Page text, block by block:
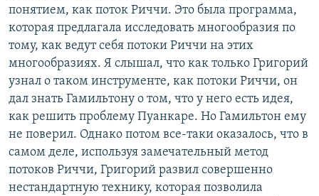
понятием, как поток Риччи. Это была программа,
которая предлагала исследовать многообразия по
тому, как ведут себя потоки Риччи на этих
многообразиях. Я слышал, что как только Григорий
узнал о таком инструменте, как потоки Риччи, он
дал знать Гамильтону о том, что у него есть идея,
как решить проблему Пуанкаре. Но Гамильтон ему
не поверил. Однако потом все-таки оказалось, что в
самом деле, используя замечательный метод
потоков Риччи, Григорий развил совершенно
нестандартную технику, которая позволила